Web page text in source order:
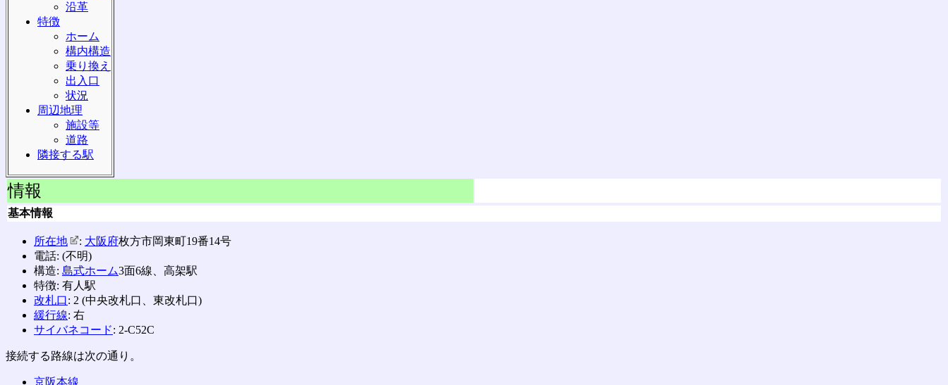
沿革
特徴
ホーム
構内構造
乗り換え
出入口
状況
周辺地理
施設等
道路
隣接する駅
情報
基本情報
所在地 : 大阪府枚方市岡東町19番14号
電話: (不明)
構造: 島式ホーム3面6線、高架駅
特徴: 有人駅
改札口: 2 (中央改札口、東改札口)
緩行線: 右
サイバネコード: 2-C52C
接続する路線は次の通り。
京阪本線